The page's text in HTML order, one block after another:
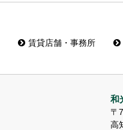
賃貸店舗・事務所
和
〒
高